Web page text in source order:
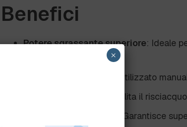
Benefici
Potere sgrassante superiore: Ideale
: Può essere utilizzato
: Facilita il
: Garantisce
×